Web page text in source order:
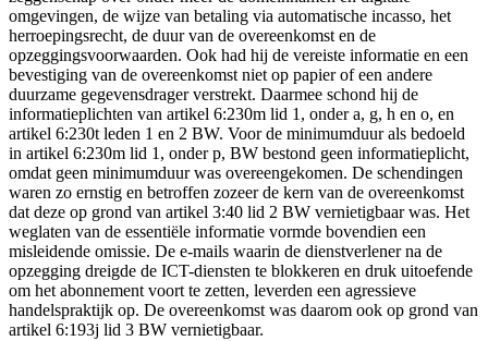
omgevingen, de wijze van betaling via automatische incasso, het
herroepingsrecht, de duur van de overeenkomst en de
opzeggingsvoorwaarden. Ook had hij de vereiste informatie en een
bevestiging van de overeenkomst niet op papier of een andere
duurzame gegevensdrager verstrekt. Daarmee schond hij de
informatieplichten van artikel 6:230m lid 1, onder a, g, h en o, en
artikel 6:230t leden 1 en 2 BW. Voor de minimumduur als bedoeld
in artikel 6:230m lid 1, onder p, BW bestond geen informatieplicht,
omdat geen minimumduur was overeengekomen. De schendingen
waren zo ernstig en betroffen zozeer de kern van de overeenkomst
dat deze op grond van artikel 3:40 lid 2 BW vernietigbaar was. Het
weglaten van de essentiële informatie vormde bovendien een
misleidende omissie. De e-mails waarin de dienstverlener na de
opzegging dreigde de ICT-diensten te blokkeren en druk uitoefende
om het abonnement voort te zetten, leverden een agressieve
handelspraktijk op. De overeenkomst was daarom ook op grond van
artikel 6:193j lid 3 BW vernietigbaar.